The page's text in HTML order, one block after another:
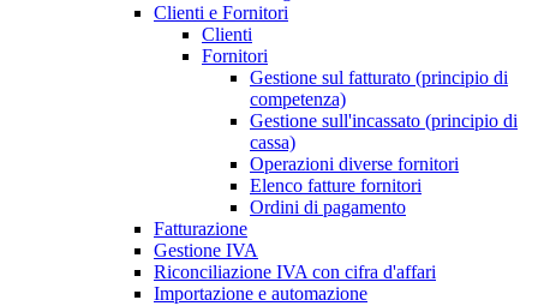
Clienti e Fornitori
Clienti
Fornitori
Gestione sul fatturato (principio di
competenza)
Gestione sull'incassato (principio di
cassa)
Operazioni diverse fornitori
Elenco fatture fornitori
Ordini di pagamento
Fatturazione
Gestione IVA
Riconciliazione IVA con cifra d'affari
Importazione e automazione